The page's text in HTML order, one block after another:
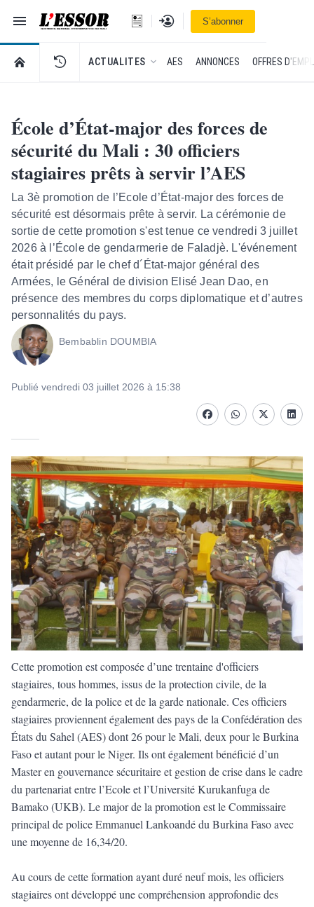
Navigation
L'Essor - retour à la une
Se connecterS’abonner
RETOUR À LA PAGE D’ACCUEIL DE L'ESSOR
ACTUALITES AES ANNONCES OFFRES
École d’État-major des forces de
sécurité du Mali : 30 officiers
stagiaires prêts à servir l’AES
La 3è promotion de l’Ecole d’État-major des forces de
sécurité est désormais prête à servir. La cérémonie de
sortie de cette promotion s'est tenue ce vendredi 3 juillet
2026 à l’École de gendarmerie de Faladjè. L'événement
était présidé par le chef d´État-major général des
Armées, le Général de division Elisé Jean Dao, en
présence des membres du corps diplomatique et d’autres
personnalités du pays.
Bembablin DOUMBIA
Publié vendredi 03 juillet 2026 à 15:38
FacebookwhatsappTwitter
Cette promotion est composée d’une trentaine d'officiers
stagiaires, tous hommes, issus de la protection civile, de la
gendarmerie, de la police et de la garde nationale. Ces officiers
stagiaires proviennent également des pays de la Confédération des
États du Sahel (AES) dont 26 pour le Mali, deux pour le Burkina
Faso et autant pour le Niger. Ils ont également bénéficié d’un
Master en gouvernance sécuritaire et gestion de crise dans le cadre
du partenariat entre l’Ecole et l’Université Kurukanfuga de
Bamako (UKB). Le major de la promotion est le Commissaire
principal de police Emmanuel Lankoandé du Burkina Faso avec
une moyenne de 16,34/20.
Au cours de cette formation ayant duré neuf mois, les officiers
stagiaires ont développé une compréhension approfondie des